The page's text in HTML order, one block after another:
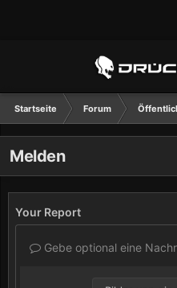
Startseite Forum
Melden
Your Report
Gebe optional eine